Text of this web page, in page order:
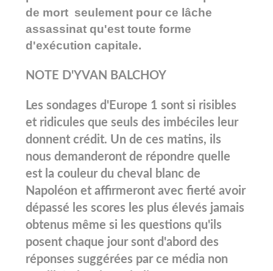
de mort seulement pour ce lâche
assassinat qu'est toute forme
d'exécution capitale.
NOTE D'YVAN BALCHOY
Les sondages d'Europe 1 sont si risibles
et ridicules que seuls des imbéciles leur
donnent crédit. Un de ces matins, ils
nous demanderont de répondre quelle
est la couleur du cheval blanc de
Napoléon et affirmeront avec fierté avoir
dépassé les scores les plus élevés jamais
obtenus même si les questions qu'ils
posent chaque jour sont d'abord des
réponses suggérées par ce média non